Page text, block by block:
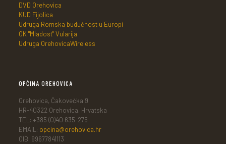
DVD Orehovica
KUD Fijolica
Udruga Romska budućnost u Europi
OK "Mladost" Vularija
Udruga OrehovicaWireless
OPĆINA OREHOVICA
Orehovica, Čakovečka 9
HR-40322 Orehovica, Hrvatska
TEL: +385 (0)40 635-275
EMAIL: opcina@orehovica.hr
OIB: 99677841113